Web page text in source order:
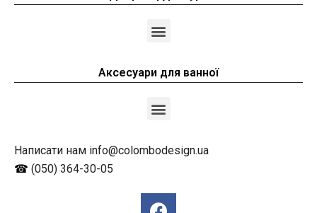
Аксесуари для ванної
Написати нам info@colombodesign.ua
☎ (050) 364-30-05